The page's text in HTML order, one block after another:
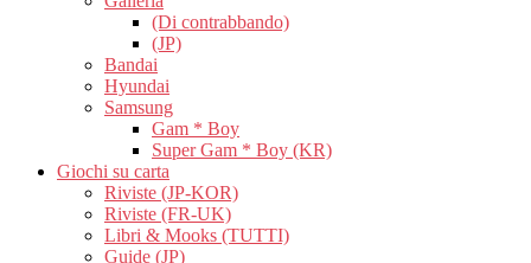
(Di contrabbando)
(JP)
Bandai
Hyundai
Samsung
Gam * Boy
Super Gam * Boy (KR)
Giochi su carta
Riviste (JP-KOR)
Riviste (FR-UK)
Libri & Mooks (TUTTI)
Guide (JP)